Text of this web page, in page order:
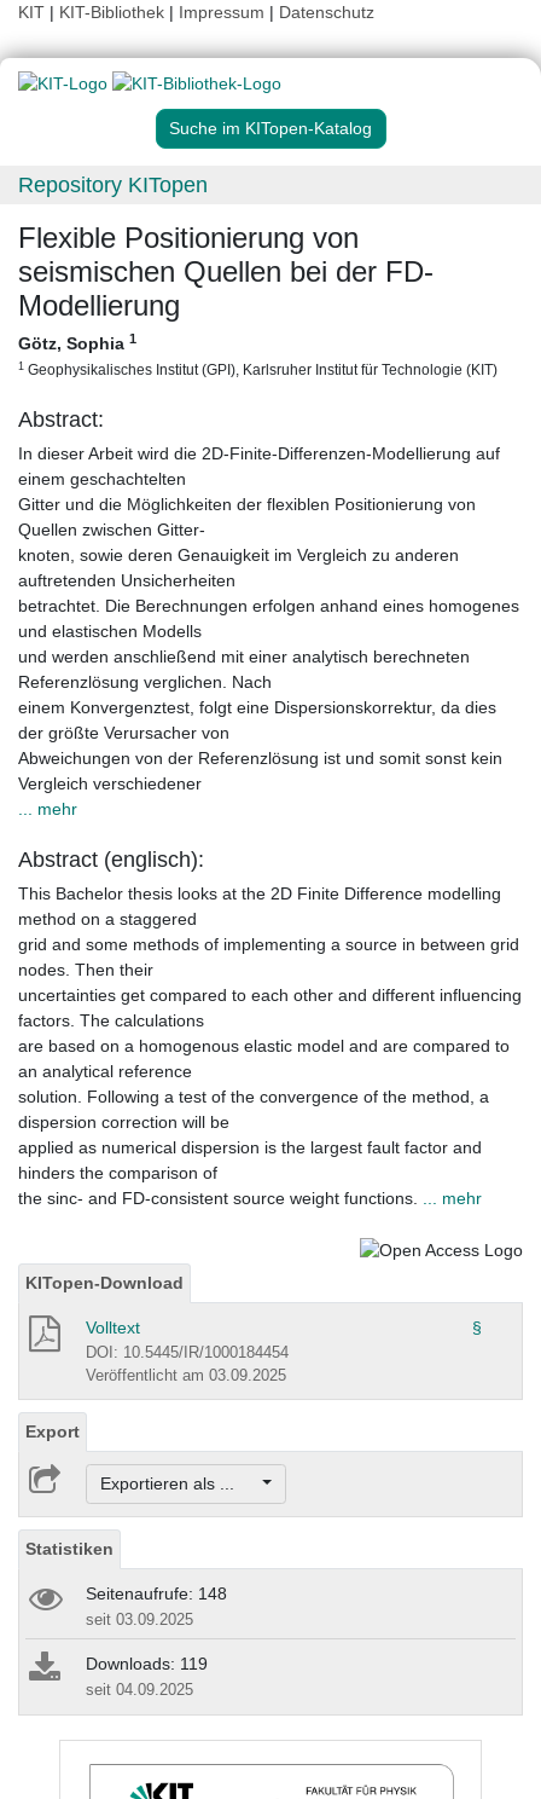
KIT | KIT-Bibliothek | Impressum | Datenschutz
Suche im KITopen-Katalog
Repository KITopen
Flexible Positionierung von
seismischen Quellen bei der FD-
Modellierung
Götz, Sophia 1
1 Geophysikalisches Institut (GPI), Karlsruher Institut für Technologie (KIT)
Abstract:
In dieser Arbeit wird die 2D-Finite-Differenzen-Modellierung auf
einem geschachtelten
Gitter und die Möglichkeiten der flexiblen Positionierung von
Quellen zwischen Gitter-
knoten, sowie deren Genauigkeit im Vergleich zu anderen
auftretenden Unsicherheiten
betrachtet. Die Berechnungen erfolgen anhand eines homogenes
und elastischen Modells
und werden anschließend mit einer analytisch berechneten
Referenzlösung verglichen. Nach
einem Konvergenztest, folgt eine Dispersionskorrektur, da dies
der größte Verursacher von
Abweichungen von der Referenzlösung ist und somit sonst kein
Vergleich verschiedener
... mehr
Abstract (englisch):
This Bachelor thesis looks at the 2D Finite Difference modelling
method on a staggered
grid and some methods of implementing a source in between grid
nodes. Then their
uncertainties get compared to each other and different influencing
factors. The calculations
are based on a homogenous elastic model and are compared to
an analytical reference
solution. Following a test of the convergence of the method, a
dispersion correction will be
applied as numerical dispersion is the largest fault factor and
hinders the comparison of
the sinc- and FD-consistent source weight functions.
... mehr
KITopen-Download
Volltext §
DOI: 10.5445/IR/1000184454
Veröffentlicht am 03.09.2025
Export
Exportieren als ...
Statistiken
Seitenaufrufe: 148
seit 03.09.2025
Downloads: 119
seit 04.09.2025